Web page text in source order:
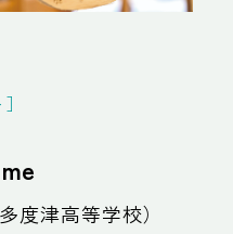
度津高等学校）